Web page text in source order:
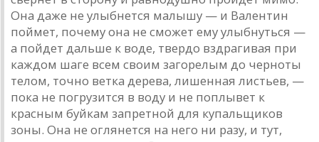
Она даже не улыбнется малышу — и Валентин
поймет, почему она не сможет ему улыбнуться —
а пойдет дальше к воде, твердо вздрагивая при
каждом шаге всем своим загорелым до черноты
телом, точно ветка дерева, лишенная листьев, —
пока не погрузится в воду и не поплывет к
красным буйкам запретной для купальщиков
зоны. Она не оглянется на него ни разу, и тут,